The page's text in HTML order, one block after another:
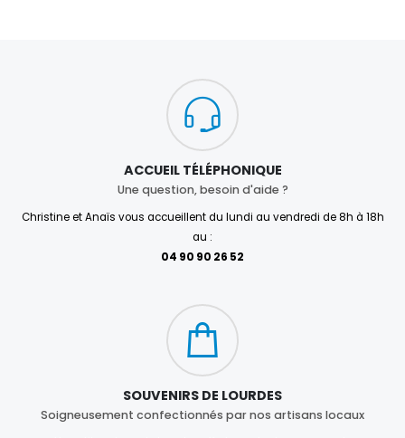
ACCUEIL TÉLÉPHONIQUE
Une question, besoin d'aide ?
Christine et Anaïs vous accueillent du lundi au vendredi de 8h à 18h
au :
04 90 90 26 52
SOUVENIRS DE LOURDES
Soigneusement confectionnés par nos artisans locaux